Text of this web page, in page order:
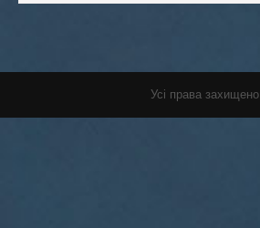
Усі права захищено